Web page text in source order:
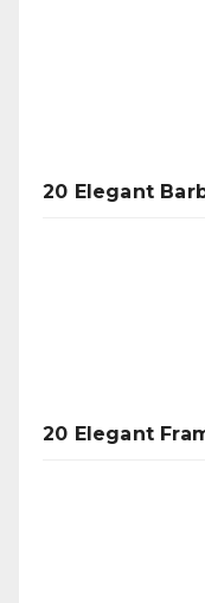
20 Elegant
20 Elegant